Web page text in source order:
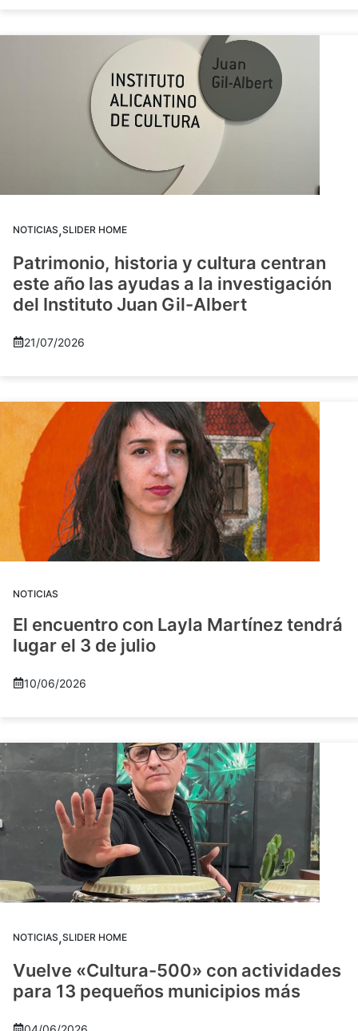
NOTICIAS,SLIDER HOME
Patrimonio, historia y cultura centran
este año las ayudas a la investigación
del Instituto Juan Gil-Albert
21/07/2026
NOTICIAS
El encuentro con Layla Martínez tendrá
lugar el 3 de julio
10/06/2026
NOTICIAS,SLIDER HOME
Vuelve «Cultura-500» con actividades
para 13 pequeños municipios más